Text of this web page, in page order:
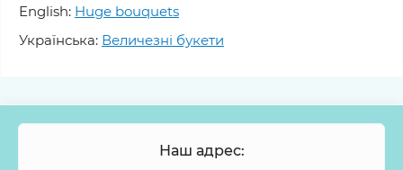
English: Huge bouquets
Українська: Величезні букети
Наш адрес: